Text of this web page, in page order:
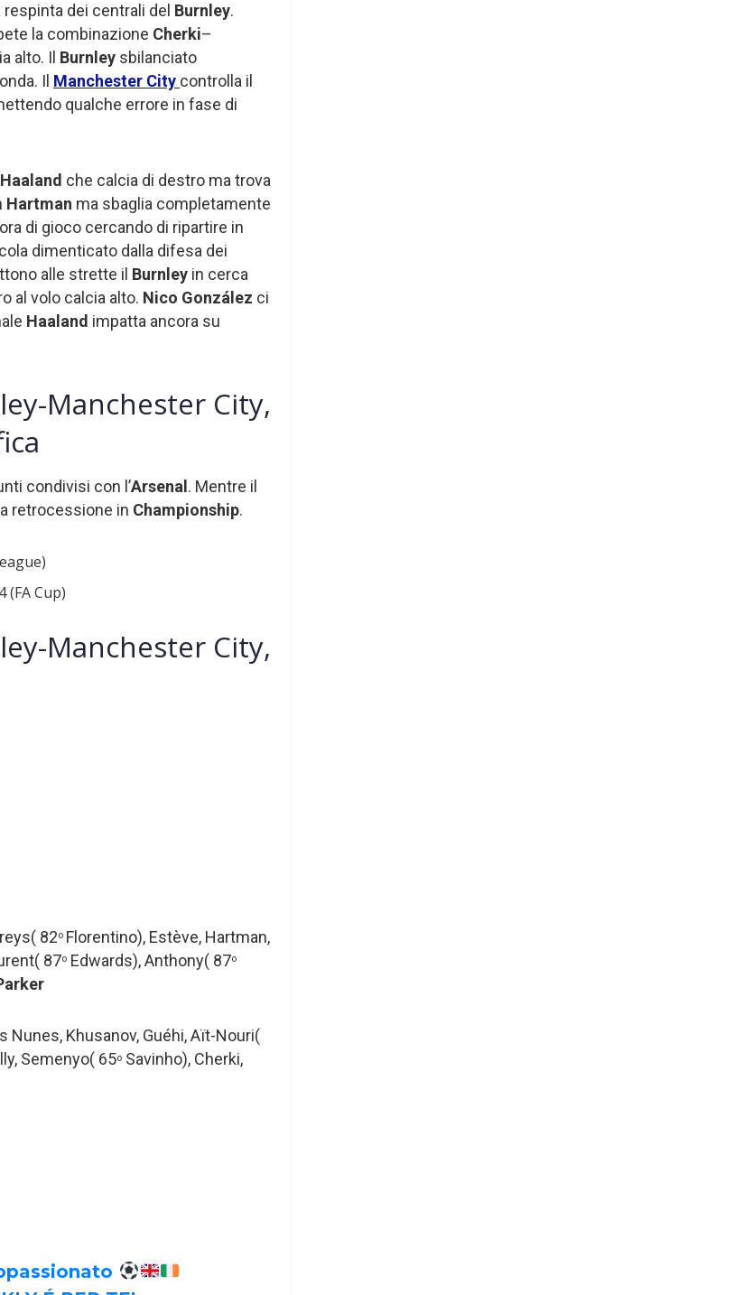
dei centrali del Burnley.
la combinazione Cherki–
alto. Il Burnley sbilanciato
Il Manchester City controlla il
qualche errore in fase di
Haaland che calcia di destro ma trova
Hartman ma sbaglia completamente
di gioco cercando di ripartire in
dimenticato dalla difesa dei
alle strette il Burnley in cerca
al volo calcia alto. Nico González ci
Haaland impatta ancora su
Manchester City,
condivisi con l’Arsenal. Mentre il
retrocessione in Championship.
(FA Cup)
Manchester City,
82o Florentino), Estève, Hartman,
87o Edwards), Anthony( 87o
Nunes, Khusanov, Guéhi, Aït-Nouri(
Semenyo( 65o Savinho), Cherki,